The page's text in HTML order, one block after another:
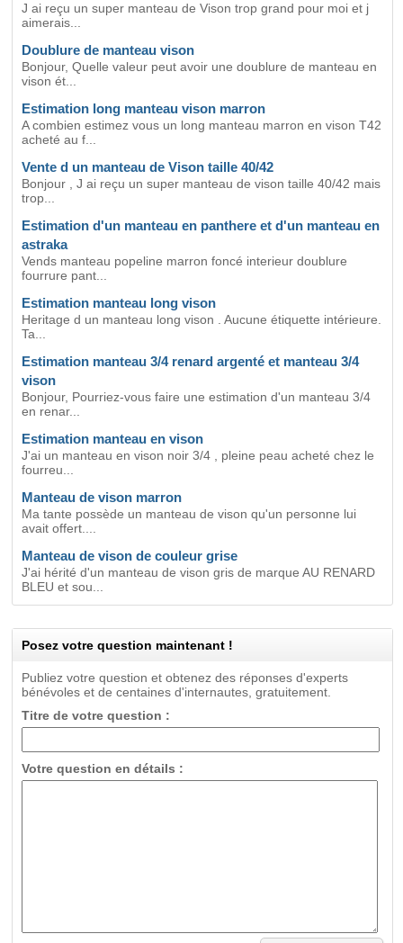
J ai reçu un super manteau de Vison trop grand pour moi et j
aimerais...
Doublure de manteau vison
Bonjour, Quelle valeur peut avoir une doublure de manteau en
vison ét...
Estimation long manteau vison marron
A combien estimez vous un long manteau marron en vison T42
acheté au f...
Vente d un manteau de Vison taille 40/42
Bonjour , J ai reçu un super manteau de vison taille 40/42 mais
trop...
Estimation d'un manteau en panthere et d'un manteau en
astraka
Vends manteau popeline marron foncé interieur doublure
fourrure pant...
Estimation manteau long vison
Heritage d un manteau long vison . Aucune étiquette intérieure.
Ta...
Estimation manteau 3/4 renard argenté et manteau 3/4
vison
Bonjour, Pourriez-vous faire une estimation d'un manteau 3/4
en renar...
Estimation manteau en vison
J'ai un manteau en vison noir 3/4 , pleine peau acheté chez le
fourreu...
Manteau de vison marron
Ma tante possède un manteau de vison qu'un personne lui
avait offert....
Manteau de vison de couleur grise
J'ai hérité d'un manteau de vison gris de marque AU RENARD
BLEU et sou...
Posez votre question maintenant !
Publiez votre question et obtenez des réponses d'experts
bénévoles et de centaines d'internautes, gratuitement.
Titre de votre question :
Votre question en détails :